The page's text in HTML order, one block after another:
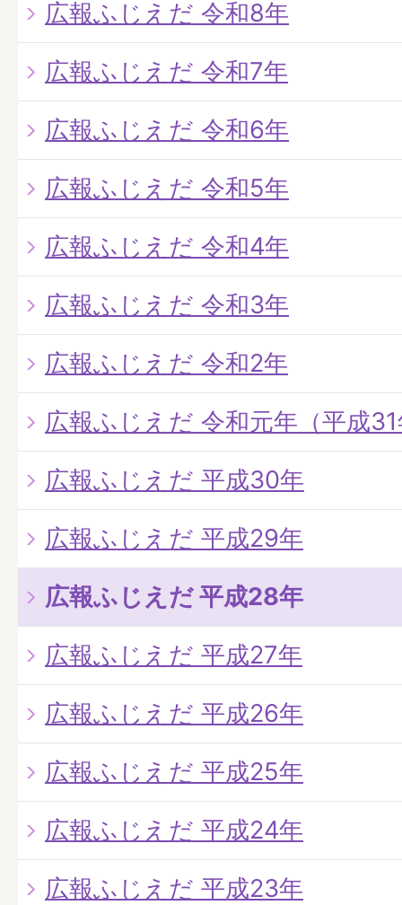
広報ふじえだ 令和8年
広報ふじえだ 令和7年
広報ふじえだ 令和6年
広報ふじえだ 令和5年
広報ふじえだ 令和4年
広報ふじえだ 令和3年
広報ふじえだ 令和2年
広報ふじえだ 令和元年（平成
広報ふじえだ 平成30年
広報ふじえだ 平成29年
広報ふじえだ 平成28年
広報ふじえだ 平成27年
広報ふじえだ 平成26年
広報ふじえだ 平成25年
広報ふじえだ 平成24年
広報ふじえだ 平成23年